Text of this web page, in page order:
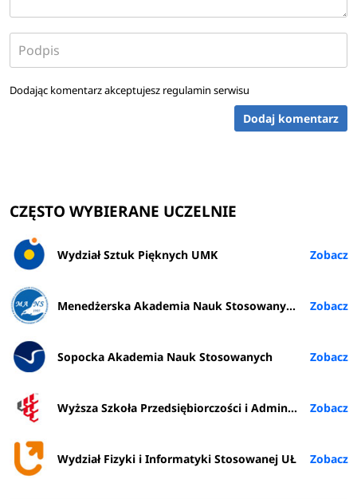
Dodając komentarz akceptujesz regulamin serwisu
Dodaj komentarz
CZĘSTO WYBIERANE UCZELNIE
Wydział Sztuk Pięknych UMK
Menedżerska Akademia Nauk Stosowanych w Warszawie
Sopocka Akademia Nauk Stosowanych
Wyższa Szkoła Przedsiębiorczości i Administracji w Lublinie
Wydział Fizyki i Informatyki Stosowanej UŁ